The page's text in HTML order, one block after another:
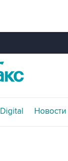
Digital Новости